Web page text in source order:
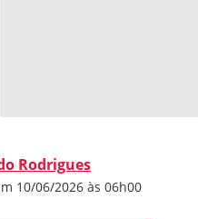
Rodrigues
10/06/2026 às 06h00